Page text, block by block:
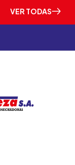
VER TODAS